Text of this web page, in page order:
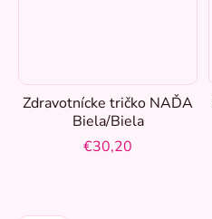
Zdravotnícke tričko NAĎA
Biela/Biela
€30,20